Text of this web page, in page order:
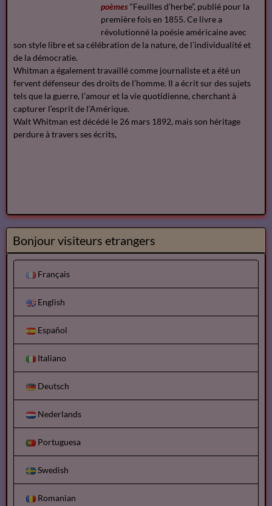
poèmes “Feuilles d’herbe”, publié pour la
première fois en 1855. Ce livre a
révolutionné la poésie américaine avec
son style libre et sa célébration de la nature, de l’individualité et
de la démocratie.
Whitman a également travaillé comme journaliste et a été un
fervent défenseur des droits de l’homme. Il a écrit sur des sujets
tels que la guerre, l’amour et la vie quotidienne, cherchant à
capturer l’esprit de l’Amérique.
Walt Whitman est décédé le 26 mars 1892, mais son héritage
perdure à travers ses écrits,
Bonjour visiteurs etrangers
Français
English
Español
Italiano
Deutsch
Nederlands
Portuguesa
Swedish
Romanian